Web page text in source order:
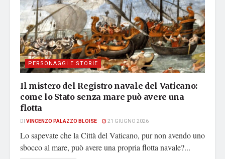
PERSONAGGI E STORIE
Il mistero del Registro navale del Vaticano:
come lo Stato senza mare può avere una
flotta
DI VINCENZO PALAZZO BLOISE 21 GIUGNO 2026
Lo sapevate che la Città del Vaticano, pur non avendo uno
sbocco al mare, può avere una propria flotta navale?...